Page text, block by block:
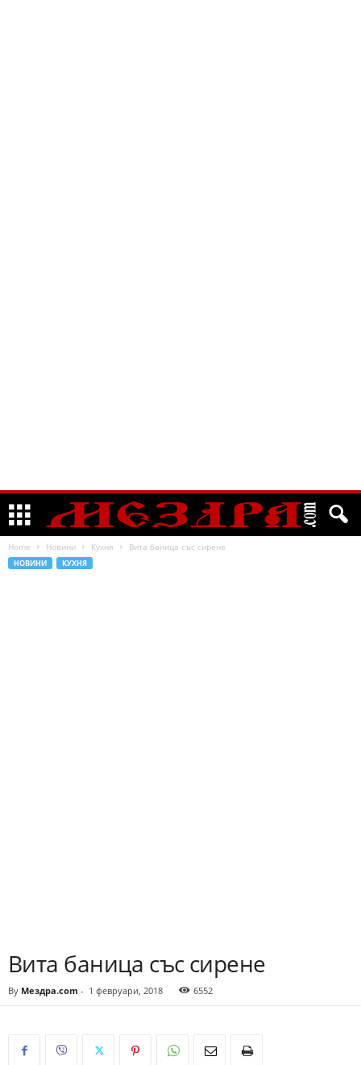
Home Новини Кухня Вита баница със сирене
НОВИНИ КУХНЯ
Вита баница със сирене
By Мездра.com - 1 февруари, 2018 6552